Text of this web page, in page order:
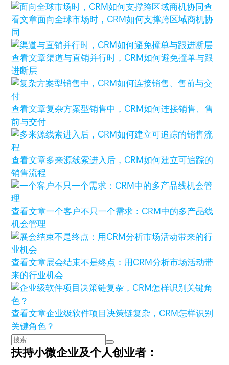
查
看文章面向全球市场时，CRM如何支撑跨区域商机协
同
查看文章渠道与直销并行时，CRM如何避免撞单与跟
进断层
查看文章复杂方案型销售中，CRM如何连接销售、售
前与交付
查看文章多来源线索进入后，CRM如何建立可追踪的
销售流程
查看文章一个客户不只一个需求：CRM中的多产品线
机会管理
查看文章展会结束不是终点：用CRM分析市场活动带
来的行业机会
查看文章企业级软件项目决策链复杂，CRM怎样识别
关键角色？
扶持小微企业及个人创业者：